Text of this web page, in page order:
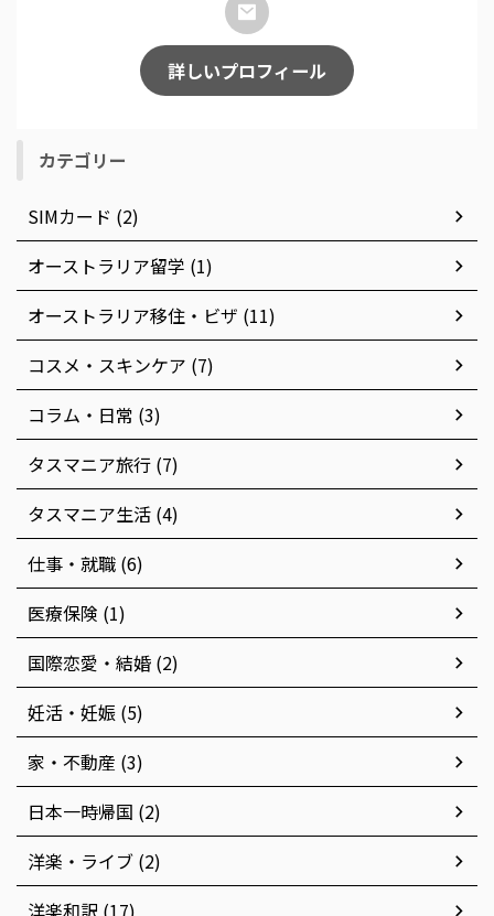
詳しいプロフィール
カテゴリー
SIMカード (2)
オーストラリア留学 (1)
オーストラリア移住・ビザ (11)
コスメ・スキンケア (7)
コラム・日常 (3)
タスマニア旅行 (7)
タスマニア生活 (4)
仕事・就職 (6)
医療保険 (1)
国際恋愛・結婚 (2)
妊活・妊娠 (5)
家・不動産 (3)
日本一時帰国 (2)
洋楽・ライブ (2)
洋楽和訳 (17)